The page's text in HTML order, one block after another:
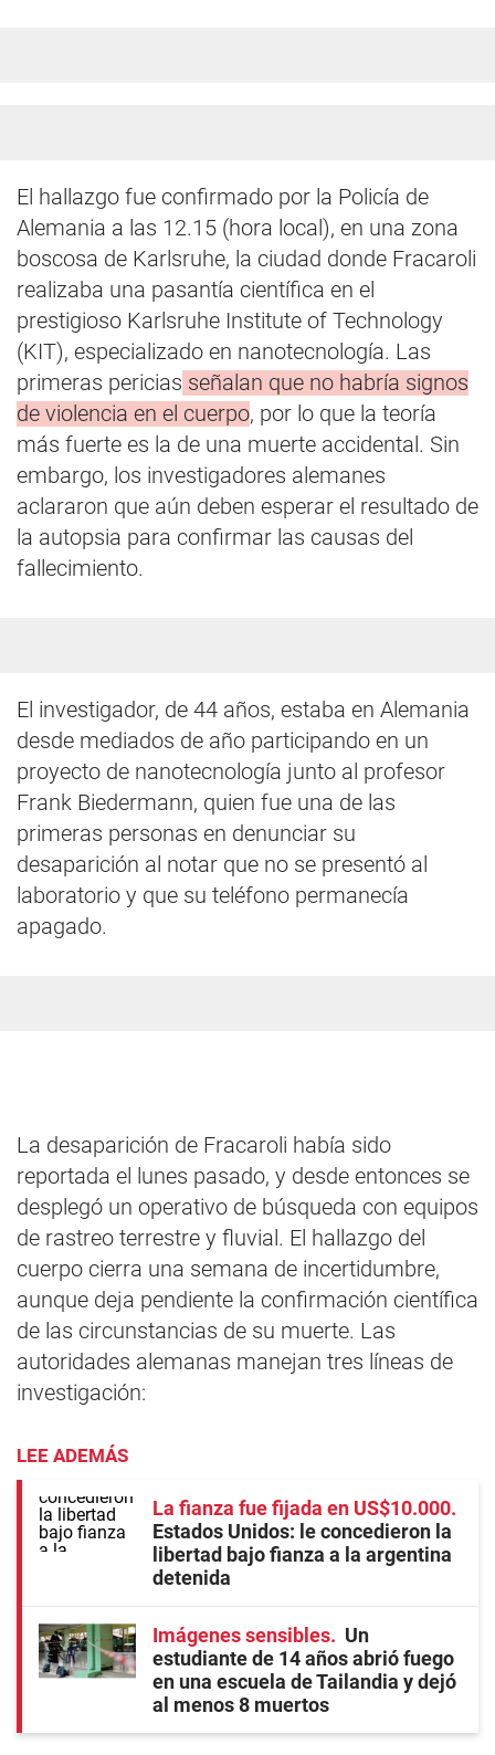
El hallazgo fue confirmado por la Policía de
Alemania a las 12.15 (hora local), en una zona
boscosa de Karlsruhe, la ciudad donde Fracaroli
realizaba una pasantía científica en el
prestigioso Karlsruhe Institute of Technology
(KIT), especializado en nanotecnología. Las
primeras pericias señalan que no habría signos
de violencia en el cuerpo, por lo que la teoría
más fuerte es la de una muerte accidental. Sin
embargo, los investigadores alemanes
aclararon que aún deben esperar el resultado de
la autopsia para confirmar las causas del
fallecimiento.
El investigador, de 44 años, estaba en Alemania
desde mediados de año participando en un
proyecto de nanotecnología junto al profesor
Frank Biedermann, quien fue una de las
primeras personas en denunciar su
desaparición al notar que no se presentó al
laboratorio y que su teléfono permanecía
apagado.
La desaparición de Fracaroli había sido
reportada el lunes pasado, y desde entonces se
desplegó un operativo de búsqueda con equipos
de rastreo terrestre y fluvial. El hallazgo del
cuerpo cierra una semana de incertidumbre,
aunque deja pendiente la confirmación científica
de las circunstancias de su muerte. Las
autoridades alemanas manejan tres líneas de
investigación:
LEE ADEMÁS
La fianza fue fijada en US$10.000
Estados Unidos: le concedieron la
libertad bajo fianza a la argentina
detenida
Imágenes sensibles
Un
estudiante de 14 años abrió fuego
en una escuela de Tailandia y dejó
al menos 8 muertos